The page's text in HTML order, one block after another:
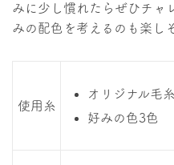
みに少し慣れたらぜひチャ
みの配色を考えるのも楽し
使用糸
オリジナル毛
好みの色3色